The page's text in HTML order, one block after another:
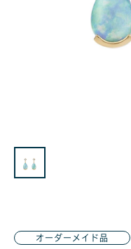
オーダーメイド品